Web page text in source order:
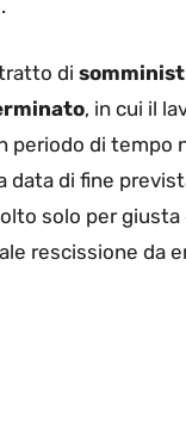
di
, in cui il
periodo di tempo
data di fine
solo per giusta
rescissione da